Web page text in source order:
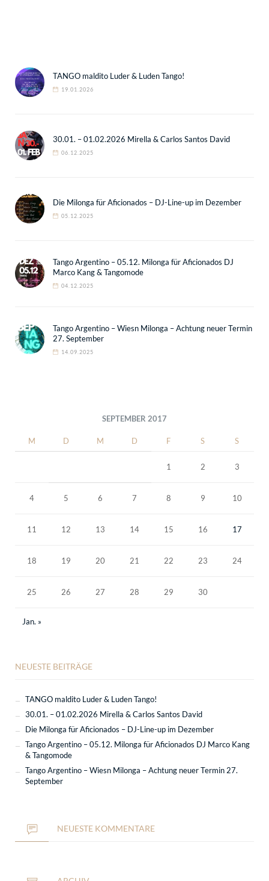
TANGO maldito Luder & Luden Tango!
19.01.2026
30.01. – 01.02.2026 Mirella & Carlos Santos David
06.12.2025
Die Milonga für Aficionados – DJ-Line-up im Dezember
05.12.2025
Tango Argentino – 05.12. Milonga für Aficionados DJ
Marco Kang & Tangomode
04.12.2025
Tango Argentino – Wiesn Milonga – Achtung neuer Termin
27. September
14.09.2025
SEPTEMBER 2017
M D M D F S S
1 2 3
4 5 6 7 8 9 10
11 12 13 14 15 16 17
18 19 20 21 22 23 24
25 26 27 28 29 30
Jan. »
NEUESTE BEITRÄGE
TANGO maldito Luder & Luden Tango!
30.01. – 01.02.2026 Mirella & Carlos Santos David
Die Milonga für Aficionados – DJ-Line-up im Dezember
Tango Argentino – 05.12. Milonga für Aficionados DJ Marco Kang
& Tangomode
Tango Argentino – Wiesn Milonga – Achtung neuer Termin 27.
September
NEUESTE KOMMENTARE